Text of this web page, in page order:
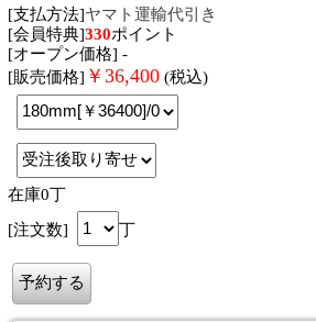
[支払方法]ヤマト運輸代引き
[会員特典]330ポイント
[オープン価格] -
[販売価格] ￥ 36,400 (税込)
在庫0丁
[注文数]
丁